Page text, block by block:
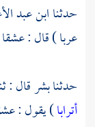
حدثناابن عبد
عربا ) قال :
حدثنابشرقال :
أترابا) يقول :